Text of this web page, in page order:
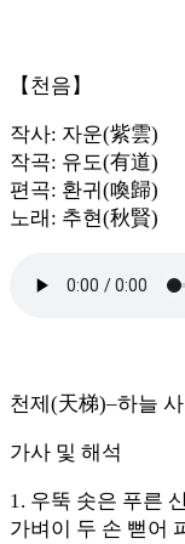
【천음】
작사: 자운(紫雲)
작곡: 유도(有道)
편곡: 환귀(喚歸)
노래: 추현(秋賢)
천제(天梯)–하늘 사
가사 및 해석
1. 우뚝 솟은 푸른
가벼이 두 손 뻗어